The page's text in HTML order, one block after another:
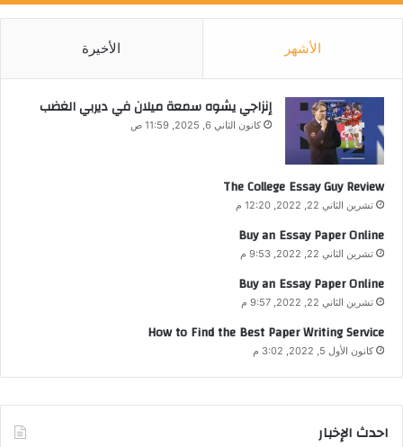
الأشهر الأخيرة
إنزاجي يشوه سمعة ميلان في ديربي الغضب
كانون الثاني 6, 2025, 11:59 ص
The College Essay Guy Review
تشرين الثاني 22, 2022, 12:20 م
Buy an Essay Paper Online
تشرين الثاني 22, 2022, 9:53 م
Buy an Essay Paper Online
تشرين الثاني 22, 2022, 9:57 م
How to Find the Best Paper Writing Service
كانون الأول 5, 2022, 3:02 م
احدث الإخبار